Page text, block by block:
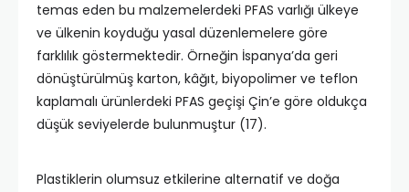
temas eden bu malzemelerdeki PFAS varlığı ülkeye
ve ülkenin koyduğu yasal düzenlemelere göre
farklılık göstermektedir. Örneğin İspanya’da geri
dönüştürülmüş karton, kâğıt, biyopolimer ve teflon
kaplamalı ürünlerdeki PFAS geçişi Çin’e göre oldukça
düşük seviyelerde bulunmuştur (17).
Plastiklerin olumsuz etkilerine alternatif ve doğa